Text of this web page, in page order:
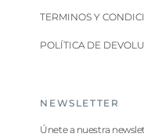
TERMINOS Y
POLÍTICA DE
NEWSLETTER
Únete a nuestra